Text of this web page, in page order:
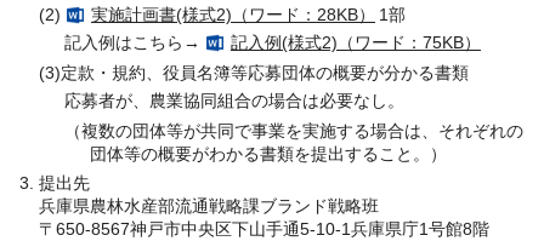
(2)
実施計画書(様式2)（ワード：28KB）
1部
記入例はこちら→
記入例(様式2)（ワード：75KB）
(3)定款・規約、役員名簿等応募団体の概要が分かる書類
応募者が、農業協同組合の場合は必要なし。
（複数の団体等が共同で事業を実施する場合は、それぞれの
団体等の概要がわかる書類を提出すること。）
提出先
兵庫県農林水産部流通戦略課ブランド戦略班
〒650-8567神戸市中央区下山手通5-10-1兵庫県庁1号館8階